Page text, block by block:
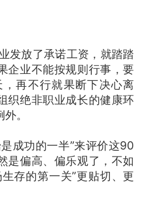
放了承诺工资，就踏踏
企业不能按规则行事，要
再不行就果断下决心离
织绝非职业成长的健康环
。
功的一半”来评价这90
是偏高、偏乐观了，不如
存的第一关”更贴切、更